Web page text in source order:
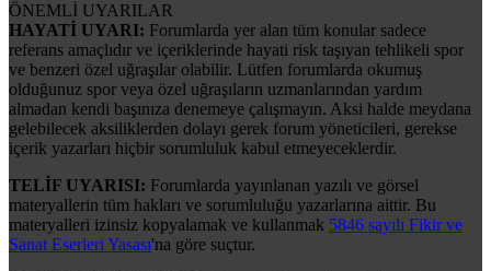
ÖNEMLİ UYARILAR
HAYATİ UYARI: Forumlarda yer alan tüm konular sadece
referans amaçlıdır ve içeriklerinde hayati risk taşıyan tehlikeli spor
ve benzeri özel uğraşılar olabilir. Lütfen forumlarda okumuş
olduğunuz spor veya özel uğraşıların uzmanlarından yardım
almadan kendi başınıza denemeye çalışmayın. Aksi halde meydana
gelebilecek aksiliklerden dolayı gerek forum yöneticileri, gerekse
içerik yazarları hiçbir sorumluluk kabul etmeyeceklerdir.
TELİF UYARISI: Forumlarda yayınlanan yazılı ve görsel
materyallerin tüm hakları ve sorumluluğu yazarlarına aittir. Bu
materyalleri izinsiz kopyalamak ve kullanmak 5846 sayılı Fikir ve
Sanat Eserleri Yasası'na göre suçtur.